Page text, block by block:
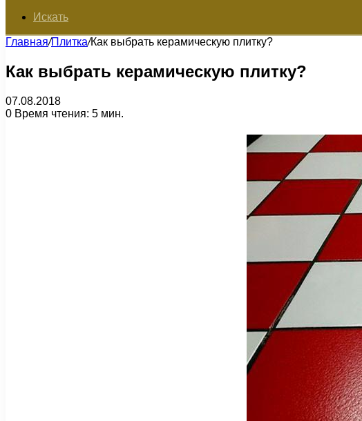
Искать
Главная/Плитка/Как выбрать керамическую плитку?
Как выбрать керамическую плитку?
07.08.2018
0 Время чтения: 5 мин.